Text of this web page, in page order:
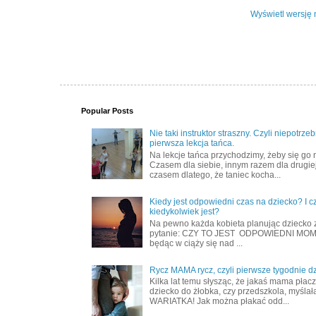
Wyświetl wersję
Popular Posts
Nie taki instruktor straszny. Czyli
pierwsza lekcja tańca.
Na lekcje tańca przychodzimy, żeby się go
Czasem dla siebie, innym razem dla
czasem dlatego, że taniec kocha...
Kiedy jest odpowiedni czas na dziecko? I
kiedykolwiek jest?
Na pewno każda kobieta planując dziecko
pytanie: CZY TO JEST ODPOWIEDNI
będąc w ciąży się nad ...
Rycz MAMA rycz, czyli pierwsze tygodnie
Kilka lat temu słysząc, że jakaś mama
dziecko do żłobka, czy przedszkola,
WARIATKA! Jak można płakać odd...